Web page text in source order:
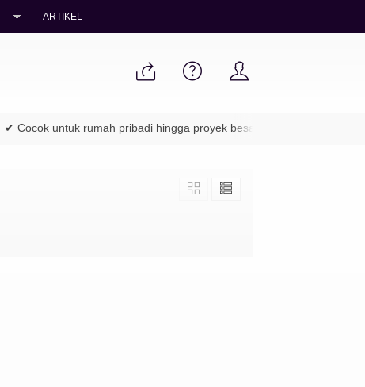
ARTIKEL
✔ Cocok untuk rumah pribadi hingga proyek besar